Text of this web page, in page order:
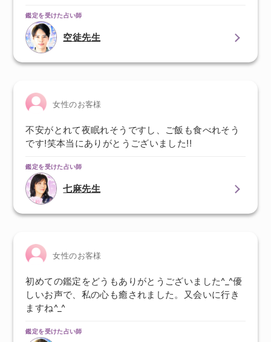
鑑定を受けた占い師
空徒先生
女性のお客様
不安がとれて夜眠れそうですし、ご飯も食べれそう
です!笑本当にありがとうございました!!
鑑定を受けた占い師
七麻先生
女性のお客様
初めての鑑定をどうもありがとうございました^_^優
しいお声で、私の心も癒されました。又会いに行き
ますね^_^
鑑定を受けた占い師